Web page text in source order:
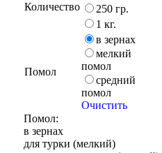
Количество
250 гр.
1 кг.
Помол
в зернах
мелкий
помол
средний
помол
Очистить
Помол:
в зернах
для турки (мелкий)